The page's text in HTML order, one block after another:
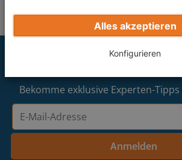
Gib deine Auto-Infos
Lass deine Auto-Infos
Der Gardelegener Straße für ca. 3
Wolfsburg
Dessau-Roßlau
Bernburg (Saale)
Jetzt für unseren
Bekomme exklusive Experten-
Adresse
Anmelden
Alles akzeptieren
Konfigurieren